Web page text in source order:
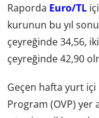
Raporda Euro/TL
kurunun bu yıl
çeyreğinde 34,56,
çeyreğinde 42,90
Geçen hafta yurt içi
Program (OVP) yer